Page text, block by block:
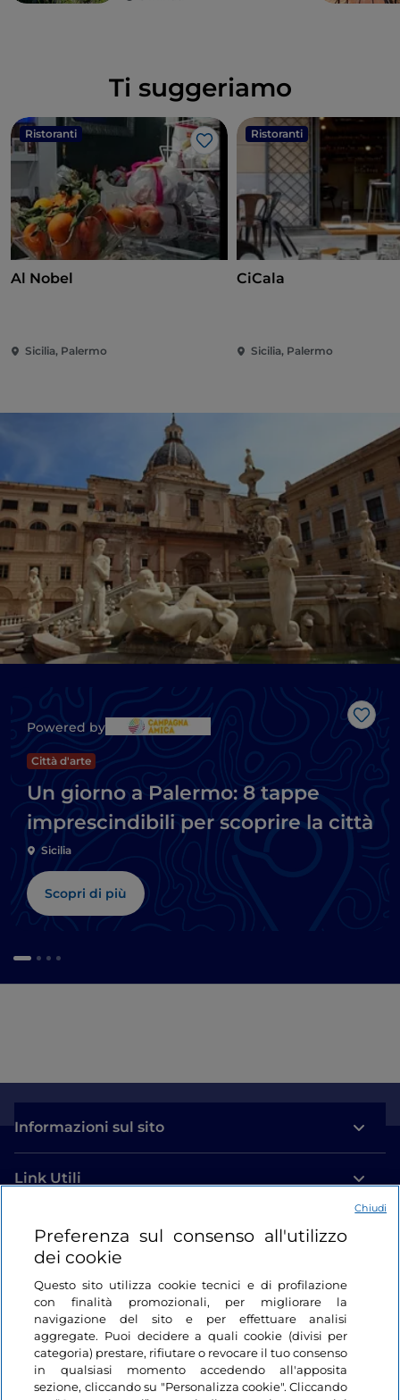
Ti suggeriamo
Ristoranti
Like
Al Nobel
Sicilia, Palermo
Ristoranti
CiCala
Sicilia, Palermo
Like
Powered by
Città d'arte
Un giorno a Palermo: 8 tappe
imprescindibili per scoprire la città
Sicilia
Scopri di più
Informazioni sul sito
Link Utili
Login
Restiamo in contatto
Preferenza sul consenso all'utilizzo
dei cookie
Questo sito utilizza cookie tecnici e di profilazione
con finalità promozionali, per migliorare la
navigazione del sito e per effettuare analisi
aggregate. Puoi decidere a quali cookie (divisi per
categoria) prestare, rifiutare o revocare il tuo consenso
in qualsiasi momento accedendo all'apposita
sezione, cliccando su "Personalizza cookie". Cliccando
Chiudi